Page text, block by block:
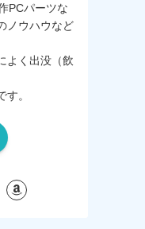
PCパーツな
ノウハウなど
よく出没（飲
。